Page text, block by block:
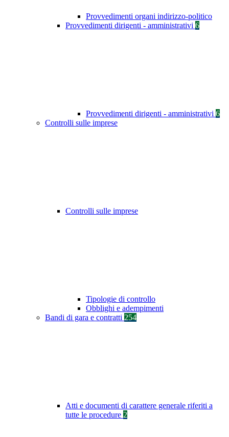
Provvedimenti organi indirizzo-politico
Provvedimenti dirigenti - amministrativi 6
Provvedimenti dirigenti - amministrativi 6
Controlli sulle imprese
Controlli sulle imprese
Tipologie di controllo
Obblighi e adempimenti
Bandi di gara e contratti 254
Atti e documenti di carattere generale riferiti a
tutte le procedure 2